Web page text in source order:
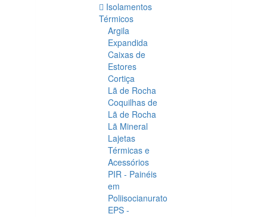
Isolamentos
Térmicos
Argila
Expandida
Caixas de
Estores
Cortiça
Lã de Rocha
Coquilhas de
Lã de Rocha
Lã Mineral
Lajetas
Térmicas e
Acessórios
PIR - Painéis
em
Poliisocianurato
EPS -